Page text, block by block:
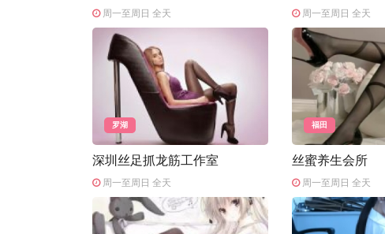
周一至周日 全天 周一至周日 全天
罗湖
深圳丝足抓龙筋工作室
周一至周日 全天
福田
丝蜜养生会所
周一至周日 全天